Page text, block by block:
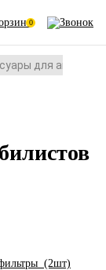
0
для
(2шт)